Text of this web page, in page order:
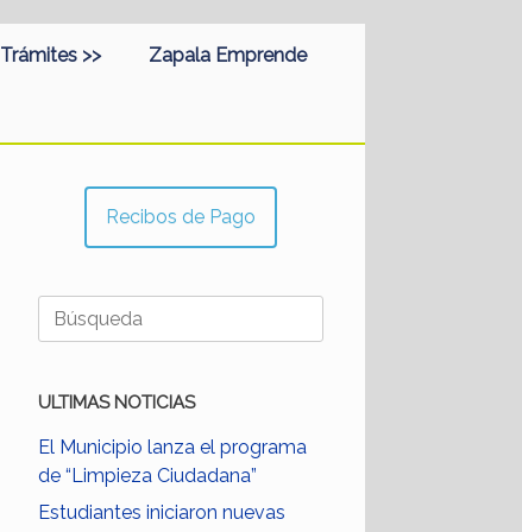
Trámites >> Zapala Emprende
Recibos de Pago
Buscar:
ULTIMAS NOTICIAS
El Municipio lanza el programa
de “Limpieza Ciudadana”
Estudiantes iniciaron nuevas